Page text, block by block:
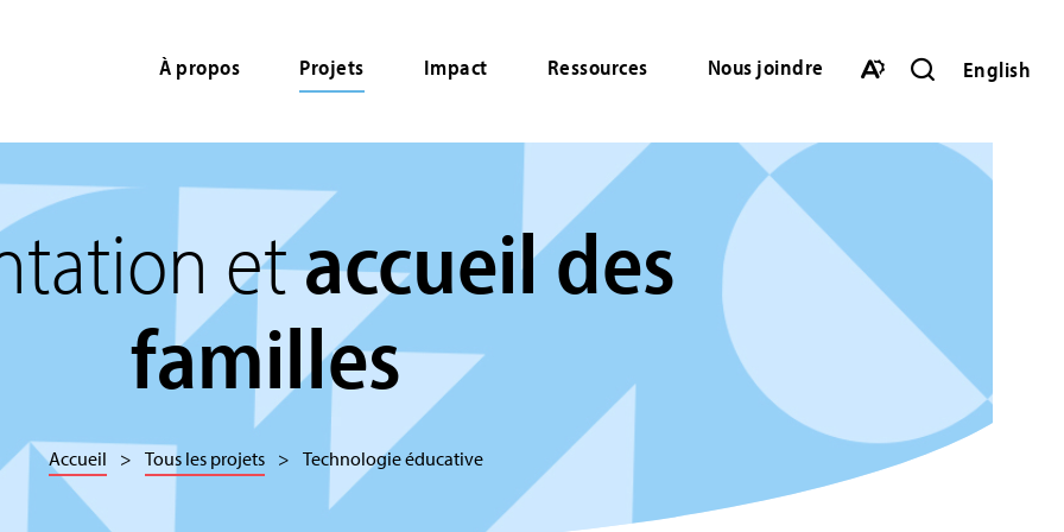
À propos Projets Impact Ressources Nous joindre
d'accessibilité.
Ouvrir
de
recherche
English
etaccueil des
familles
Accueil Tous les projets Technologie éducative